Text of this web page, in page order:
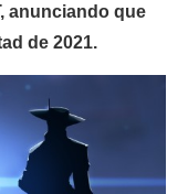
anunciando que
de 2021.